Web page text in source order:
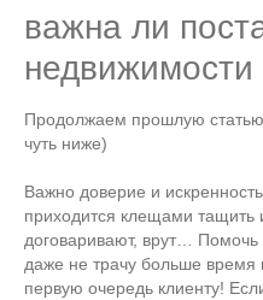
важна ли
Продолжаем прошлую
чуть ниже)
Важно доверие и
приходится клещами
договаривают, врут…
даже не трачу больше время
первую очередь клиенту!